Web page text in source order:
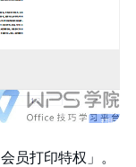
员打印特权」。